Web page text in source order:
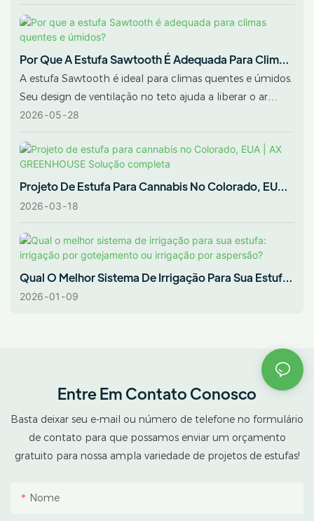
Por Que A Estufa Sawtooth É Adequada Para Climas
Quentes E Úmidos?
A estufa Sawtooth é ideal para climas quentes e úmidos.
Seu design de ventilação no teto ajuda a liberar o ar
quente, melhorar a circulação natural do ar, reduzir o
adequado para hortaliças, flores e plantas tropicais.
2026 05 28
Projeto De Estufa Para Cannabis No Colorado, EUA |
AX GREENHOUSE Solução Completa
2026 03 18
Qual O Melhor Sistema De Irrigação Para Sua Estufa:
Irrigação Por Gotejamento Ou Irrigação Por
2026 01 09
Entre Em Contato Conosco
Basta deixar seu e-mail ou número de telefone no formulário
de contato para que possamos enviar um orçamento
gratuito para nossa ampla variedade de projetos de estufas!
Nome